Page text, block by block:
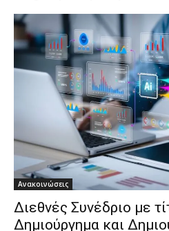
Ανακοινώσεις
Διεθνές Συνέδριο με
Δημιούργημα και